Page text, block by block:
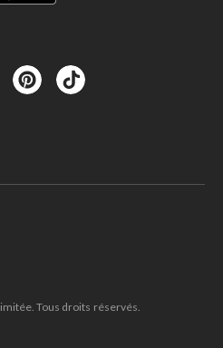
Tous droits réservés.